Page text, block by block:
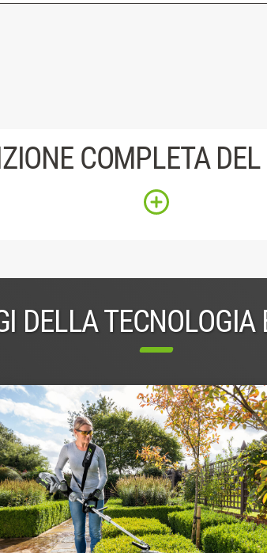
COMPLETA
DELLA TECNOLOGIA